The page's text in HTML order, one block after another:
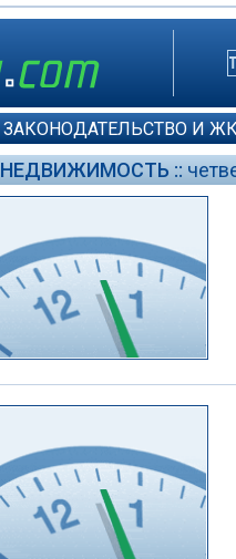
ЗАКОНОДАТЕЛЬСТВО И
НЕДВИЖИМОСТЬ ::